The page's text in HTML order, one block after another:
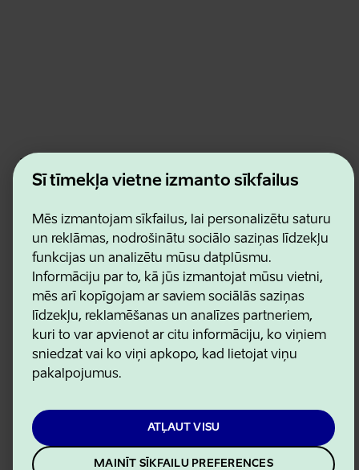
Šī tīmekļa vietne izmanto sīkfailus
Mēs izmantojam sīkfailus, lai personalizētu saturu
un reklāmas, nodrošinātu sociālo saziņas līdzekļu
funkcijas un analizētu mūsu datplūsmu.
Informāciju par to, kā jūs izmantojat mūsu vietni,
mēs arī kopīgojam ar saviem sociālās saziņas
līdzekļu, reklamēšanas un analīzes partneriem,
kuri to var apvienot ar citu informāciju, ko viņiem
sniedzat vai ko viņi apkopo, kad lietojat viņu
pakalpojumus.
ATĻAUT VISU
MAINĪT SĪKFAILU PREFERENCES
Estonian Business and Innovation Agency
Kontakti
Lietošanas noteikumi
Sīkdatņu un konfidencialitātes politika